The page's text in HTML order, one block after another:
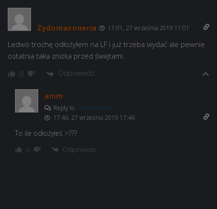
Żydomasoneria 11:01, 27 września 2019 11:01
Ledwo trochę odłożyłem na LF i już trzeba wydać ale pewnie
ostatnia taka zniżka przed świętami.
0 Odpowiedz
anim
Reply to Żydomasoneria
17:46, 27 września 2019 17:46
To ile odłożyłeś >???
0 Odpowiedz